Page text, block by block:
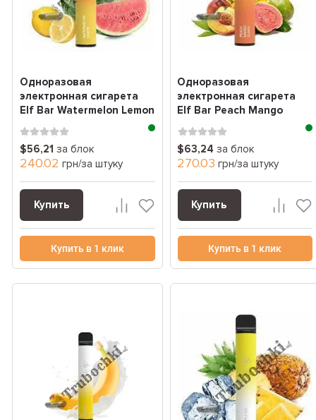
Одноразовая
электронная сигарета
Elf Bar Watermelon Lemon
(арбуз лимон) (2000...
$56,21 за блок
240.02 грн/за штуку
Купить
Купить в 1 клик
Одноразовая
электронная сигарета
Elf Bar Peach Mango
Guava (персик манго
гуав...
$63,24 за блок
270.03 грн/за штуку
Купить
Купить в 1 клик